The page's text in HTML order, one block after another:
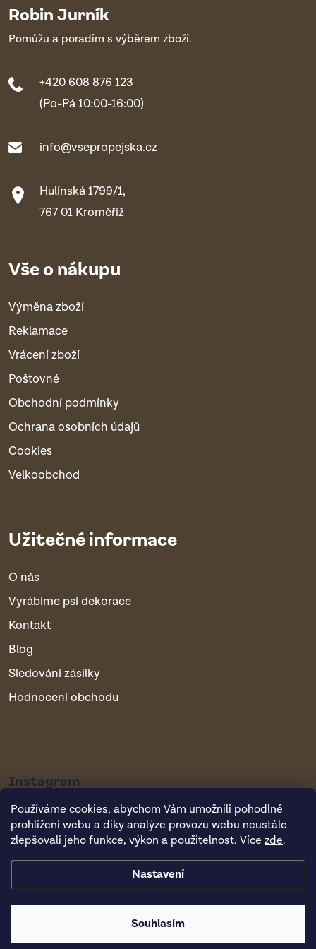
Používáme cookies, abychom Vám umožnili pohodlné
prohlížení webu a díky analýze provozu webu neustále
zlepšovali jeho funkce, výkon a použitelnost. Více zde.
Nastavení
Souhlasím
Robin Jurník
Pomůžu a poradím s výběrem zboží.
+420 608 876 123
(Po-Pá 10:00-16:00)
info@vsepropejska.cz
Hulínská 1799/1,
767 01 Kroměříž
Vše o nákupu
Výměna zboží
Reklamace
Vrácení zboží
Poštovné
Obchodní podmínky
Ochrana osobních údajů
Cookies
Velkoobchod
Užitečné informace
O nás
Vyrábíme psí dekorace
Kontakt
Blog
Sledování zásilky
Hodnocení obchodu
Instagram
Copyright 2026Vsepropejska.cz. Všechna práva vyhrazena.